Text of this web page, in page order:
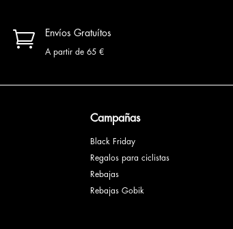
 Envíos Gratuítos
A partir de 65 €
Campañas
Black Friday
Regalos para ciclistas
Rebajas
Rebajas Gobik